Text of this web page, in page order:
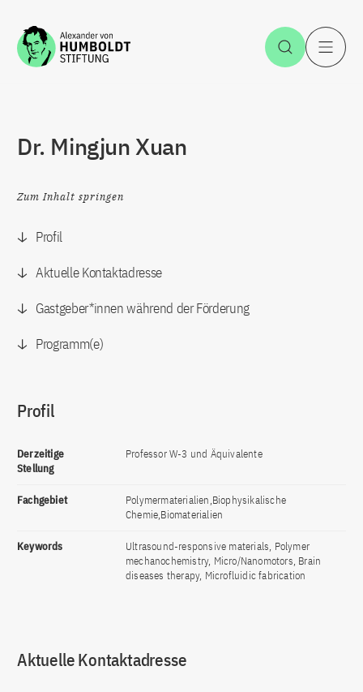
Zum Inhalt springen Suche
Dr. Mingjun Xuan
Zum Inhalt springen
Profil
Aktuelle Kontaktadresse
Gastgeber*innen während der Förderung
Programm(e)
Profil
Derzeitige
Stellung
Professor W-3 und Äquivalente
Fachgebiet
Polymermaterialien,Biophysikalische
Chemie,Biomaterialien
Keywords
Ultrasound-responsive materials, Polymer
mechanochemistry, Micro/Nanomotors, Brain
diseases therapy, Microfluidic fabrication
Aktuelle Kontaktadresse